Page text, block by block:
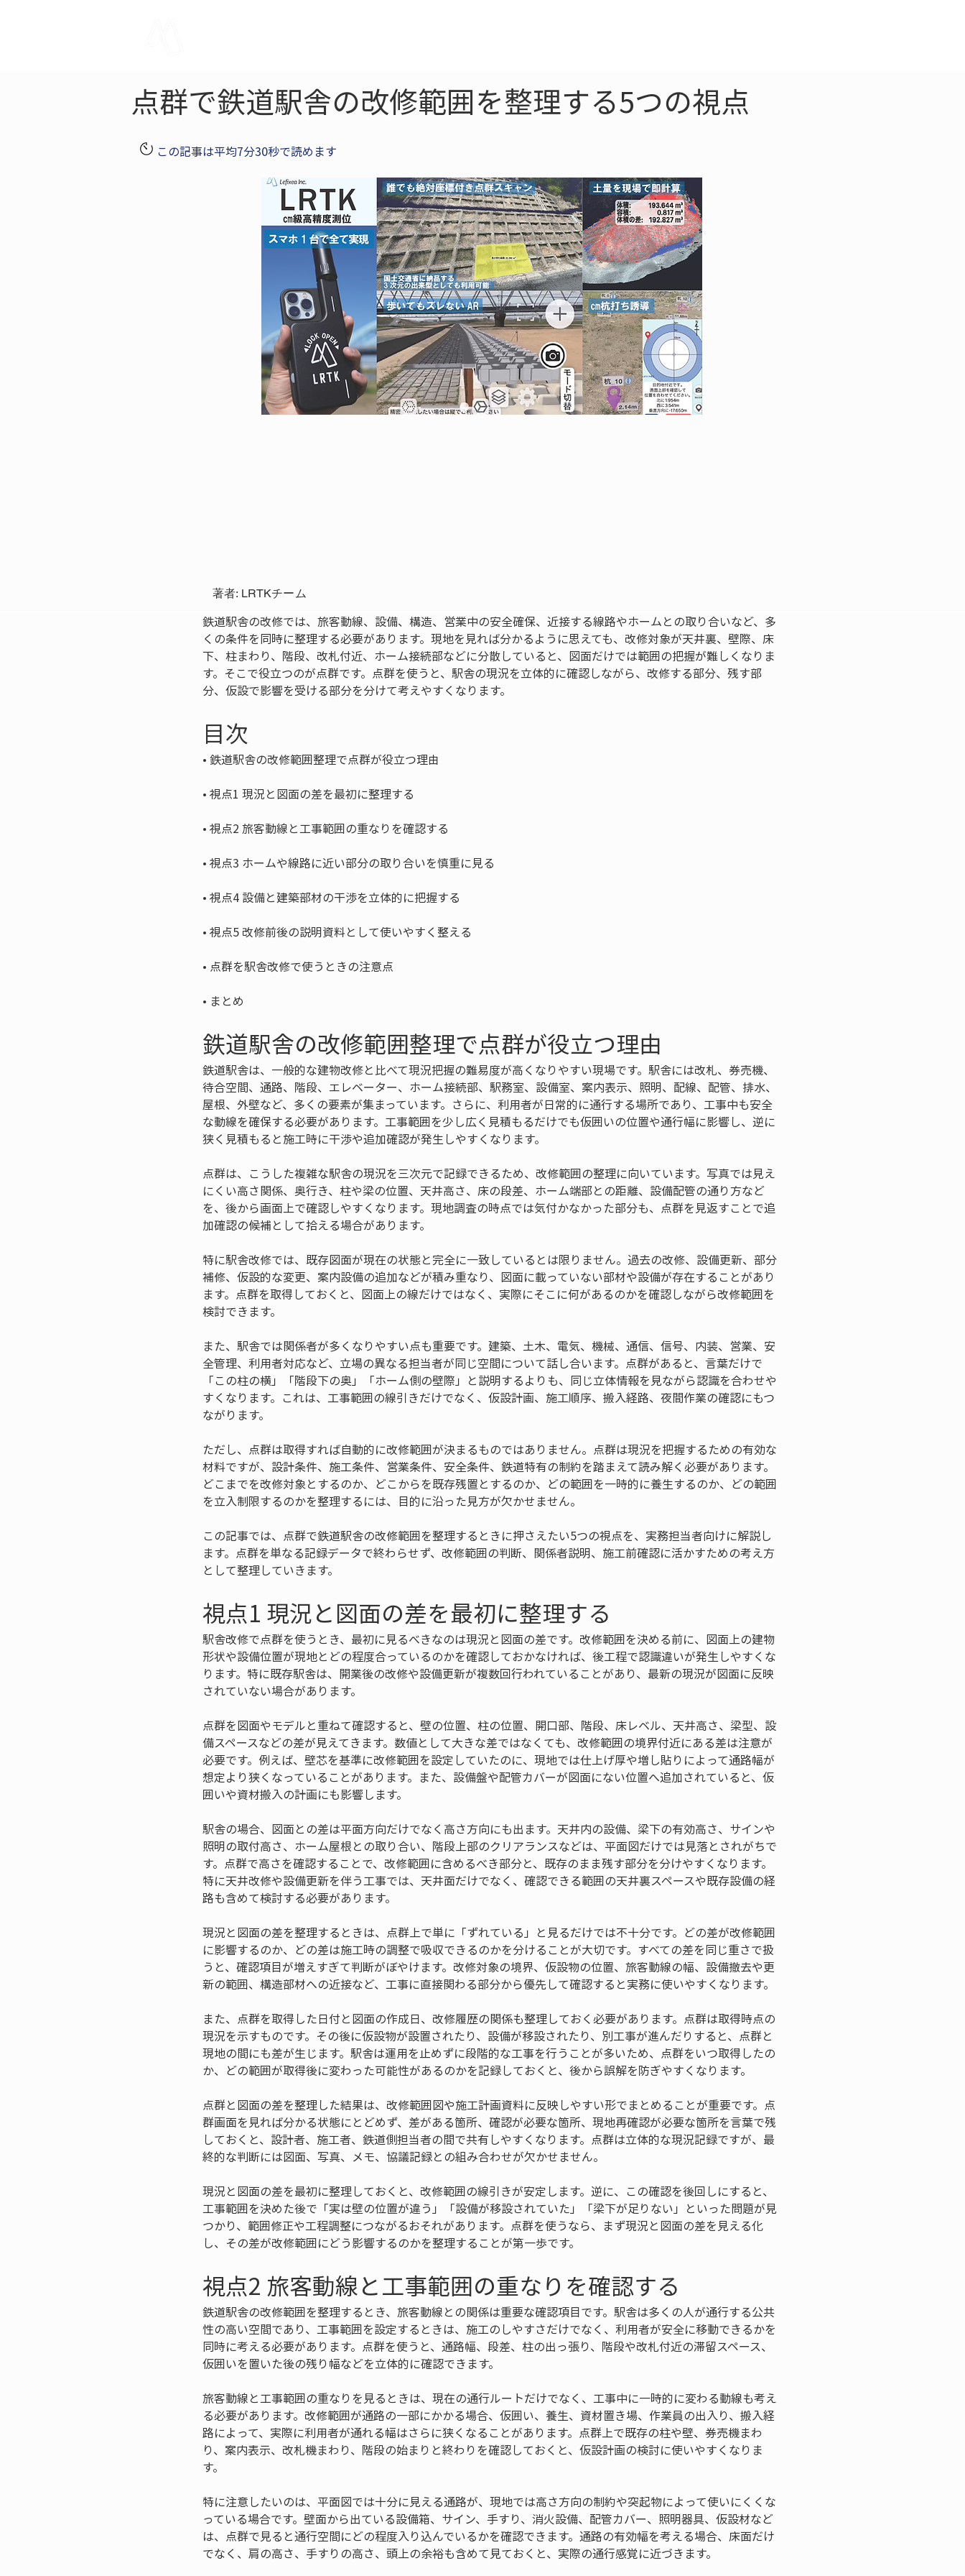
点群で鉄道駅舎の改修範囲を整理する5つの視点
この記事は平均7分30秒で読めます
著者: LRTKチーム
鉄道駅舎の改修では、旅客動線、設備、構造、営業中の安全確保、近接する線路やホームとの取り合いなど、多
くの条件を同時に整理する必要があります。現地を見れば分かるように思えても、改修対象が天井裏、壁際、床
下、柱まわり、階段、改札付近、ホーム接続部などに分散していると、図面だけでは範囲の把握が難しくなりま
す。そこで役立つのが点群です。点群を使うと、駅舎の現況を立体的に確認しながら、改修する部分、残す部
分、仮設で影響を受ける部分を分けて考えやすくなります。
目次
•
•
•
•
•
•
•
• まとめ
鉄道駅舎の改修範囲整理で点群が役立つ理由
鉄道駅舎は、一般的な建物改修と比べて現況把握の難易度が高くなりやすい現場です。駅舎には改札、券売機、
待合空間、通路、階段、エレベーター、ホーム接続部、駅務室、設備室、案内表示、照明、配線、配管、排水、
屋根、外壁など、多くの要素が集まっています。さらに、利用者が日常的に通行する場所であり、工事中も安全
な動線を確保する必要があります。工事範囲を少し広く見積もるだけでも仮囲いの位置や通行幅に影響し、逆に
狭く見積もると施工時に干渉や追加確認が発生しやすくなります。
点群は、こうした複雑な駅舎の現況を三次元で記録できるため、改修範囲の整理に向いています。写真では見え
にくい高さ関係、奥行き、柱や梁の位置、天井高さ、床の段差、ホーム端部との距離、設備配管の通り方など
を、後から画面上で確認しやすくなります。現地調査の時点では気付かなかった部分も、点群を見返すことで追
加確認の候補として拾える場合があります。
特に駅舎改修では、既存図面が現在の状態と完全に一致しているとは限りません。過去の改修、設備更新、部分
補修、仮設的な変更、案内設備の追加などが積み重なり、図面に載っていない部材や設備が存在することがあり
ます。点群を取得しておくと、図面上の線だけではなく、実際にそこに何があるのかを確認しながら改修範囲を
検討できます。
また、駅舎では関係者が多くなりやすい点も重要です。建築、土木、電気、機械、通信、信号、内装、営業、安
全管理、利用者対応など、立場の異なる担当者が同じ空間について話し合います。点群があると、言葉だけで
「この柱の横」「階段下の奥」「ホーム側の壁際」と説明するよりも、同じ立体情報を見ながら認識を合わせや
すくなります。これは、工事範囲の線引きだけでなく、仮設計画、施工順序、搬入経路、夜間作業の確認にもつ
ながります。
ただし、点群は取得すれば自動的に改修範囲が決まるものではありません。点群は現況を把握するための有効な
材料ですが、設計条件、施工条件、営業条件、安全条件、鉄道特有の制約を踏まえて読み解く必要があります。
どこまでを改修対象とするのか、どこからを既存残置とするのか、どの範囲を一時的に養生するのか、どの範囲
を立入制限するのかを整理するには、目的に沿った見方が欠かせません。
この記事では、点群で鉄道駅舎の改修範囲を整理するときに押さえたい5つの視点を、実務担当者向けに解説し
ます。点群を単なる記録データで終わらせず、改修範囲の判断、関係者説明、施工前確認に活かすための考え方
として整理していきます。
視点1 現況と図面の差を最初に整理する
駅舎改修で点群を使うとき、最初に見るべきなのは現況と図面の差です。改修範囲を決める前に、図面上の建物
形状や設備位置が現地とどの程度合っているのかを確認しておかなければ、後工程で認識違いが発生しやすくな
ります。特に既存駅舎は、開業後の改修や設備更新が複数回行われていることがあり、最新の現況が図面に反映
されていない場合があります。
点群を図面やモデルと重ねて確認すると、壁の位置、柱の位置、開口部、階段、床レベル、天井高さ、梁型、設
備スペースなどの差が見えてきます。数値として大きな差ではなくても、改修範囲の境界付近にある差は注意が
必要です。例えば、壁芯を基準に改修範囲を設定していたのに、現地では仕上げ厚や増し貼りによって通路幅が
想定より狭くなっていることがあります。また、設備盤や配管カバーが図面にない位置へ追加されていると、仮
囲いや資材搬入の計画にも影響します。
駅舎の場合、図面との差は平面方向だけでなく高さ方向にも出ます。天井内の設備、梁下の有効高さ、サインや
照明の取付高さ、ホーム屋根との取り合い、階段上部のクリアランスなどは、平面図だけでは見落とされがちで
す。点群で高さを確認することで、改修範囲に含めるべき部分と、既存のまま残す部分を分けやすくなります。
特に天井改修や設備更新を伴う工事では、天井面だけでなく、確認できる範囲の天井裏スペースや既存設備の経
路も含めて検討する必要があります。
現況と図面の差を整理するときは、点群上で単に「ずれている」と見るだけでは不十分です。どの差が改修範囲
に影響するのか、どの差は施工時の調整で吸収できるのかを分けることが大切です。すべての差を同じ重さで扱
うと、確認項目が増えすぎて判断がぼやけます。改修対象の境界、仮設物の位置、旅客動線の幅、設備撤去や更
新の範囲、構造部材への近接など、工事に直接関わる部分から優先して確認すると実務に使いやすくなります。
また、点群を取得した日付と図面の作成日、改修履歴の関係も整理しておく必要があります。点群は取得時点の
現況を示すものです。その後に仮設物が設置されたり、設備が移設されたり、別工事が進んだりすると、点群と
現地の間にも差が生じます。駅舎は運用を止めずに段階的な工事を行うことが多いため、点群をいつ取得したの
か、どの範囲が取得後に変わった可能性があるのかを記録しておくと、後から誤解を防ぎやすくなります。
点群と図面の差を整理した結果は、改修範囲図や施工計画資料に反映しやすい形でまとめることが重要です。点
群画面を見れば分かる状態にとどめず、差がある箇所、確認が必要な箇所、現地再確認が必要な箇所を言葉で残
しておくと、設計者、施工者、鉄道側担当者の間で共有しやすくなります。点群は立体的な現況記録ですが、最
終的な判断には図面、写真、メモ、協議記録との組み合わせが欠かせません。
現況と図面の差を最初に整理しておくと、改修範囲の線引きが安定します。逆に、この確認を後回しにすると、
工事範囲を決めた後で「実は壁の位置が違う」「設備が移設されていた」「梁下が足りない」といった問題が見
つかり、範囲修正や工程調整につながるおそれがあります。点群を使うなら、まず現況と図面の差を見える化
し、その差が改修範囲にどう影響するのかを整理することが第一歩です。
視点2 旅客動線と工事範囲の重なりを確認する
鉄道駅舎の改修範囲を整理するとき、旅客動線との関係は重要な確認項目です。駅舎は多くの人が通行する公共
性の高い空間であり、工事範囲を設定するときは、施工のしやすさだけでなく、利用者が安全に移動できるかを
同時に考える必要があります。点群を使うと、通路幅、段差、柱の出っ張り、階段や改札付近の滞留スペース、
仮囲いを置いた後の残り幅などを立体的に確認できます。
旅客動線と工事範囲の重なりを見るときは、現在の通行ルートだけでなく、工事中に一時的に変わる動線も考え
る必要があります。改修範囲が通路の一部にかかる場合、仮囲い、養生、資材置き場、作業員の出入り、搬入経
路によって、実際に利用者が通れる幅はさらに狭くなることがあります。点群上で既存の柱や壁、券売機まわ
り、案内表示、改札機まわり、階段の始まりと終わりを確認しておくと、仮設計画の検討に使いやすくなりま
す。
特に注意したいのは、平面図では十分に見える通路が、現地では高さ方向の制約や突起物によって使いにくくな
っている場合です。壁面から出ている設備箱、サイン、手すり、消火設備、配管カバー、照明器具、仮設材など
は、点群で見ると通行空間にどの程度入り込んでいるかを確認できます。通路の有効幅を考える場合、床面だけ
でなく、肩の高さ、手すりの高さ、頭上の余裕も含めて見ておくと、実際の通行感覚に近づきます。